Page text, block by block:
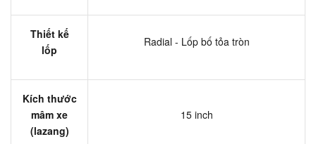
Thiết kế
lốp
Radial - Lốp bố tỏa tròn
Kích thước
mâm xe
(lazang)
15 inch